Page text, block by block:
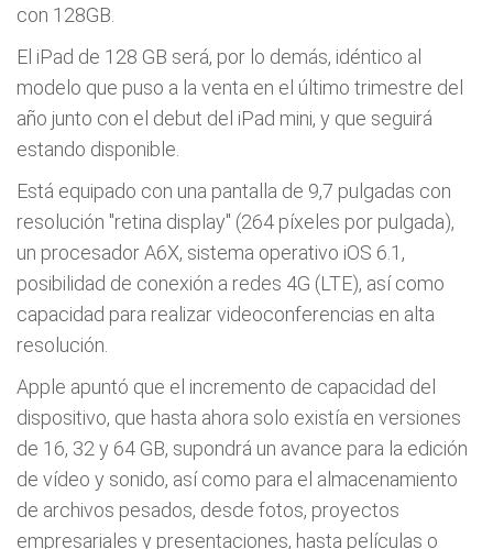
con 128GB.
El iPad de 128 GB será, por lo demás, idéntico al
modelo que puso a la venta en el último trimestre del
año junto con el debut del iPad mini, y que seguirá
estando disponible.
Está equipado con una pantalla de 9,7 pulgadas con
resolución "retina display" (264 píxeles por pulgada),
un procesador A6X, sistema operativo iOS 6.1,
posibilidad de conexión a redes 4G (LTE), así como
capacidad para realizar videoconferencias en alta
resolución.
Apple apuntó que el incremento de capacidad del
dispositivo, que hasta ahora solo existía en versiones
de 16, 32 y 64 GB, supondrá un avance para la edición
de vídeo y sonido, así como para el almacenamiento
de archivos pesados, desde fotos, proyectos
empresariales y presentaciones, hasta películas o